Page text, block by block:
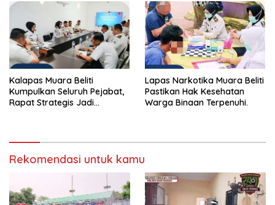
Kalapas Muara Beliti
Kumpulkan Seluruh Pejabat,
Rapat Strategis Jadi
Lapas Narkotika Muara Beliti
Pastikan Hak Kesehatan
Warga Binaan Terpenuhi.
Rekomendasi untuk kamu